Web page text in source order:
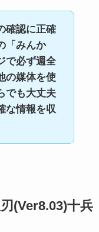
確認に正確
「みんか
で必ず週全
の媒体を使
でも大丈夫
な情報を収
(Ver8.03)十兵